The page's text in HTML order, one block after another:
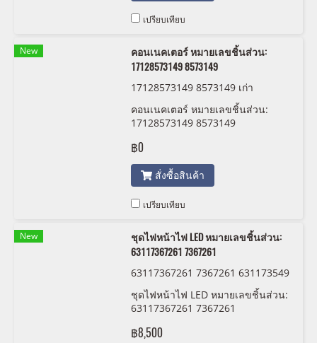
เปรียบเทียบ
New
คอนเนคเตอร์ หมายเลขชิ้นส่วน:
17128573149 8573149
17128573149 8573149 เก่า
คอนเนคเตอร์ หมายเลขชิ้นส่วน:
17128573149 8573149
฿0
สั่งซื้อสินค้า
เปรียบเทียบ
New
ชุดไฟหน้าไฟ LED หมายเลขชิ้นส่วน:
63117367261 7367261
63117367261 7367261 631173549
ชุดไฟหน้าไฟ LED หมายเลขชิ้นส่วน:
63117367261 7367261
฿8,500